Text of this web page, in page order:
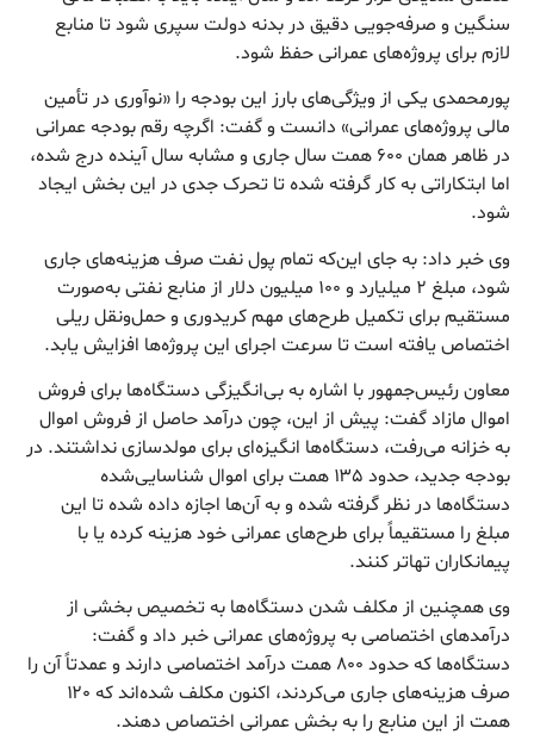
سنگین و صرفه‌جویی دقیق در بدنه دولت سپری شود تا منابع
لازم برای پروژه‌های عمرانی حفظ شود.
پورمحمدی یکی از ویژگی‌های بارز این بودجه را «نوآوری در تأمین
مالی پروژه‌های عمرانی» دانست و گفت: اگرچه رقم بودجه عمرانی
در ظاهر همان ۶۰۰ همت سال جاری و مشابه سال آینده درج شده،
اما ابتکاراتی به کار گرفته شده تا تحرک جدی در این بخش ایجاد
شود.
وی خبر داد: به جای این‌که تمام پول نفت صرف هزینه‌های جاری
شود، مبلغ ۲ میلیارد و ۱۰۰ میلیون دلار از منابع نفتی به‌صورت
مستقیم برای تکمیل طرح‌های مهم کریدوری و حمل‌ونقل ریلی
اختصاص یافته است تا سرعت اجرای این پروژه‌ها افزایش یابد.
معاون رئیس‌جمهور با اشاره به بی‌انگیزگی دستگاه‌ها برای فروش
اموال مازاد گفت: پیش از این، چون درآمد حاصل از فروش اموال
به خزانه می‌رفت، دستگاه‌ها انگیزه‌ای برای مولدسازی نداشتند. در
بودجه جدید، حدود ۱۳۵ همت برای اموال شناسایی‌شده
دستگاه‌ها در نظر گرفته شده و به آن‌ها اجازه داده شده تا این
مبلغ را مستقیماً برای طرح‌های عمرانی خود هزینه کرده یا با
پیمانکاران تهاتر کنند.
وی همچنین از مکلف شدن دستگاه‌ها به تخصیص بخشی از
درآمدهای اختصاصی به پروژه‌های عمرانی خبر داد و گفت:
دستگاه‌ها که حدود ۸۰۰ همت درآمد اختصاصی دارند و عمدتاً آن را
صرف هزینه‌های جاری می‌کردند، اکنون مکلف شده‌اند که ۱۲۰
همت از این منابع را به بخش عمرانی اختصاص دهند.